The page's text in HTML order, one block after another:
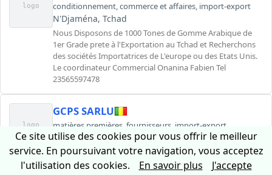
logo conditionnement,commerce et affaires, import-export
N'Djaména, Tchad
Nous Disposons de 1000 Tones de Gomme Arabique de
1er Grade prete à l'Exportation au Tchad et Recherchons
des sociétés Importatrices de L'europe ou des Etats Unis.
Le coordinateur Commercial Onanina Fabien Tel
23565597478
logo
GCPS SARLU
matières premières fournisseurs import-export
Kayes, Mali
Nous somme fournisseur des matière premiere comme la
gomme arabique , le sesame , le bissap ,le pain de singe
Ce site utilise des cookies pour vous offrir le meilleur
service. En poursuivant votre navigation, vous acceptez
l'utilisation des cookies.
En savoir plus J'accepte